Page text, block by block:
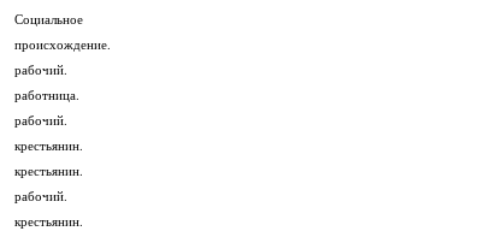
Социальное
происхождение.
рабочий.
работница.
рабочий.
крестьянин.
крестьянин.
рабочий.
крестьянин.